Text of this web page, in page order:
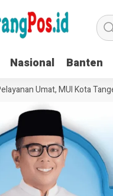
Nasional Banten
Umat, MUI Kota